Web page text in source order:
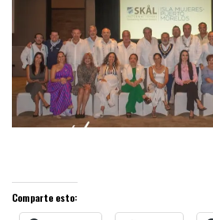
Comparte esto: